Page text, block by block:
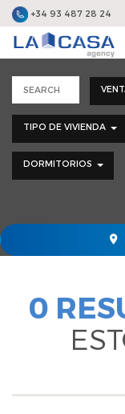
+34 93 487 28 24
TIPO DE VIVIENDA
DORMITORIOS
0